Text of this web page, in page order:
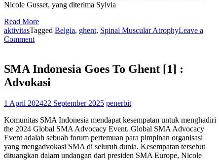
Nicole Gusset, yang diterima Sylvia
Read More
aktivitasTagged Belgia, ghent, Spinal Muscular AtrophyLeave a
Commenton
Goes
To
Ghent
:
Jaringan
SMA Indonesia Goes To Ghent [1] :
Advokasi
1 April 202422 September 2025 penerbit
Komunitas SMA Indonesia mendapat kesempatan untuk menghadiri
the 2024 Global SMA Advocacy Event. Global SMA Advocacy
Event adalah sebuah forum pertemuan para pimpinan organisasi
yang mengadvokasi SMA di seluruh dunia. Kesempatan tersebut
dituangkan dalam undangan dari presiden SMA Europe, Nicole